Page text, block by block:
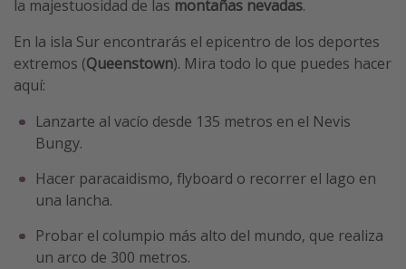
la majestuosidad de las montañas nevadas.
En la isla Sur encontrarás el epicentro de los deportes
extremos (Queenstown). Mira todo lo que puedes hacer
aquí:
Lanzarte al vacío desde 135 metros en el Nevis
Bungy.
Hacer paracaidismo, flyboard o recorrer el lago en
una lancha.
Probar el columpio más alto del mundo, que realiza
un arco de 300 metros.